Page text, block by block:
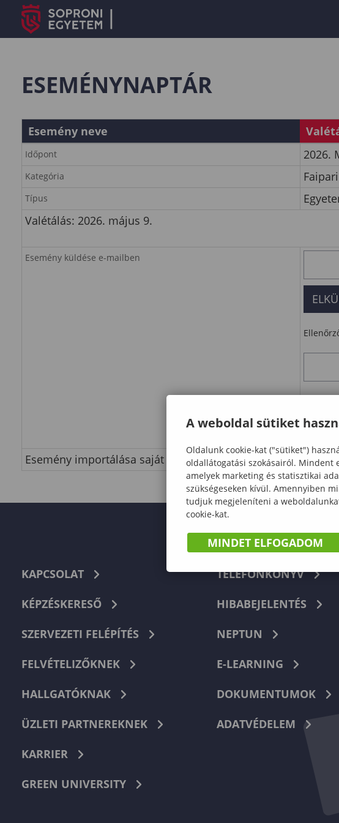
ESEMÉNYNAPTÁR
Esemény neve
Időpont 2026.
Kategória
Típus
Valétálás: 2026. május 9.
Esemény küldése e-mailben
Esemény importálása saját naptárba
KAPCSOLAT
KÉPZÉSKERESŐ
SZERVEZETI FELÉPÍTÉS
FELVÉTELIZŐKNEK
HALLGATÓKNAK
ÜZLETI PARTNEREKNEK
KARRIER
GREEN UNIVERSITY
TELEFONKÖNYV
HIBABEJELENTÉS
NEPTUN
E-LEARNING
DOKUMENTUMOK
ADATVÉDELEM
A weboldal sütiket
Oldalunk cookie-kat ("sütiket")
oldallátogatási szokásairól. Mindent
amelyek marketing és statisztikai
szükségeseken kívül. Amennyiben
tudjuk megjeleníteni a
cookie-kat.
MINDET ELFOGADOM